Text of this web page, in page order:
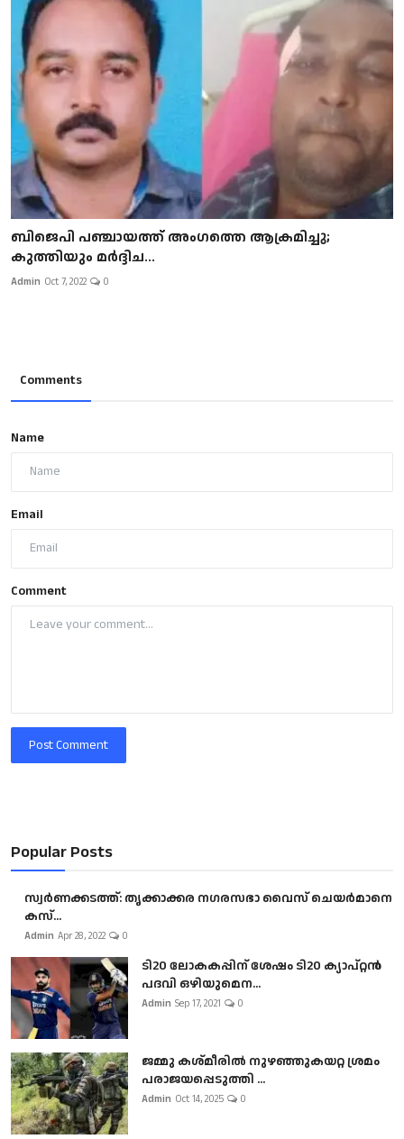
ബിജെപി പഞ്ചായത്ത് അംഗത്തെ ആക്രമിച്ചു;
കുത്തിയും മർദ്ദിച...
Admin Oct 7, 2022 0
Comments
Name
Email
Comment
Post Comment
Popular Posts
സ്വർണക്കടത്ത്: തൃക്കാക്കര നഗരസഭാ വൈസ് ചെയർമാനെ
കസ്...
Admin Apr 28, 2022 0
ടി20 ലോകകപ്പിന് ശേഷം ടി20 ക്യാപ്റ്റൻ
പദവി ഒഴിയുമെന...
Admin Sep 17, 2021 0
ജമ്മു കശ്മീരിൽ നുഴഞ്ഞുകയറ്റ ശ്രമം
പരാജയപ്പെടുത്തി ...
Admin Oct 14, 2025 0